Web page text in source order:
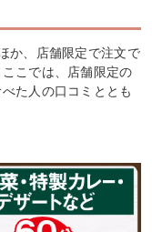
か、店舗限定で注文で
こでは、店舗限定の
た人の口コミととも